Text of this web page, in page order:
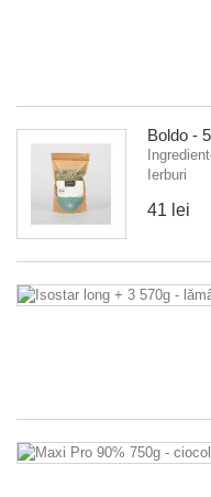
Boldo -
Ierburi
41 lei